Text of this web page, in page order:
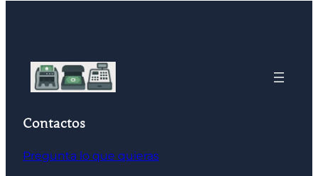
Contactos
Pregunta lo que quieras